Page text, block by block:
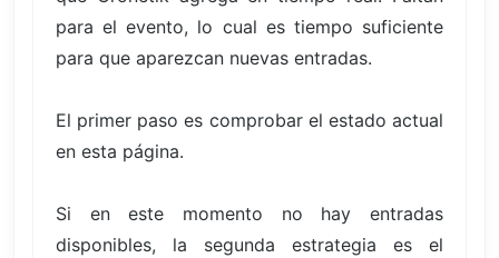
para el evento, lo cual es tiempo suficiente
para que aparezcan nuevas entradas.
El primer paso es comprobar el estado actual
en esta página.
Si en este momento no hay entradas
disponibles, la segunda estrategia es el